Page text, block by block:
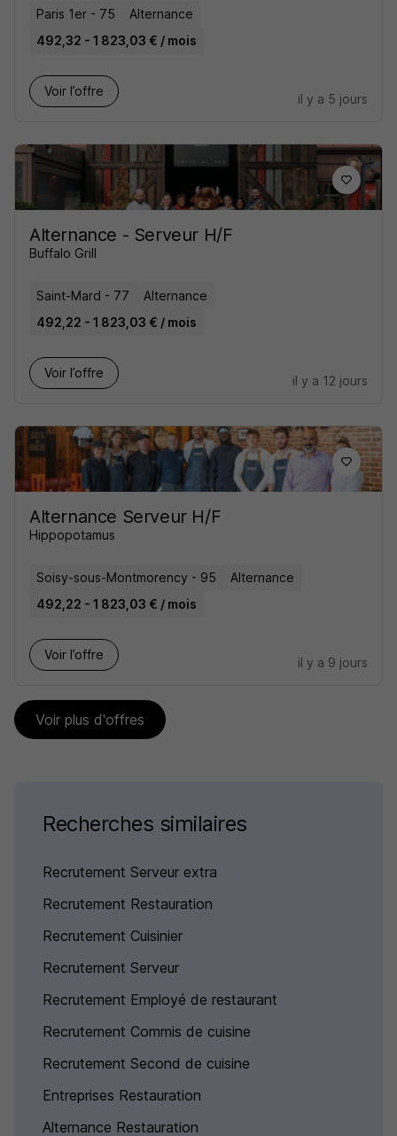
Paris 1er - 75
Alternance
492,32 - 1 823,03 € / mois
Voir l’offre
il y a 5 jours
Alternance - Serveur H/F
Buffalo Grill
Saint-Mard - 77
Alternance
492,22 - 1 823,03 € / mois
Voir l’offre
il y a 12 jours
Alternance Serveur H/F
Hippopotamus
Soisy-sous-Montmorency - 95
Alternance
492,22 - 1 823,03 € / mois
Voir l’offre
il y a 9 jours
Voir plus d'offres
Recherches similaires
Recrutement Serveur extra
Recrutement Restauration
Recrutement Cuisinier
Recrutement Serveur
Recrutement Employé de restaurant
Recrutement Commis de cuisine
Recrutement Second de cuisine
Entreprises Restauration
Alternance Restauration